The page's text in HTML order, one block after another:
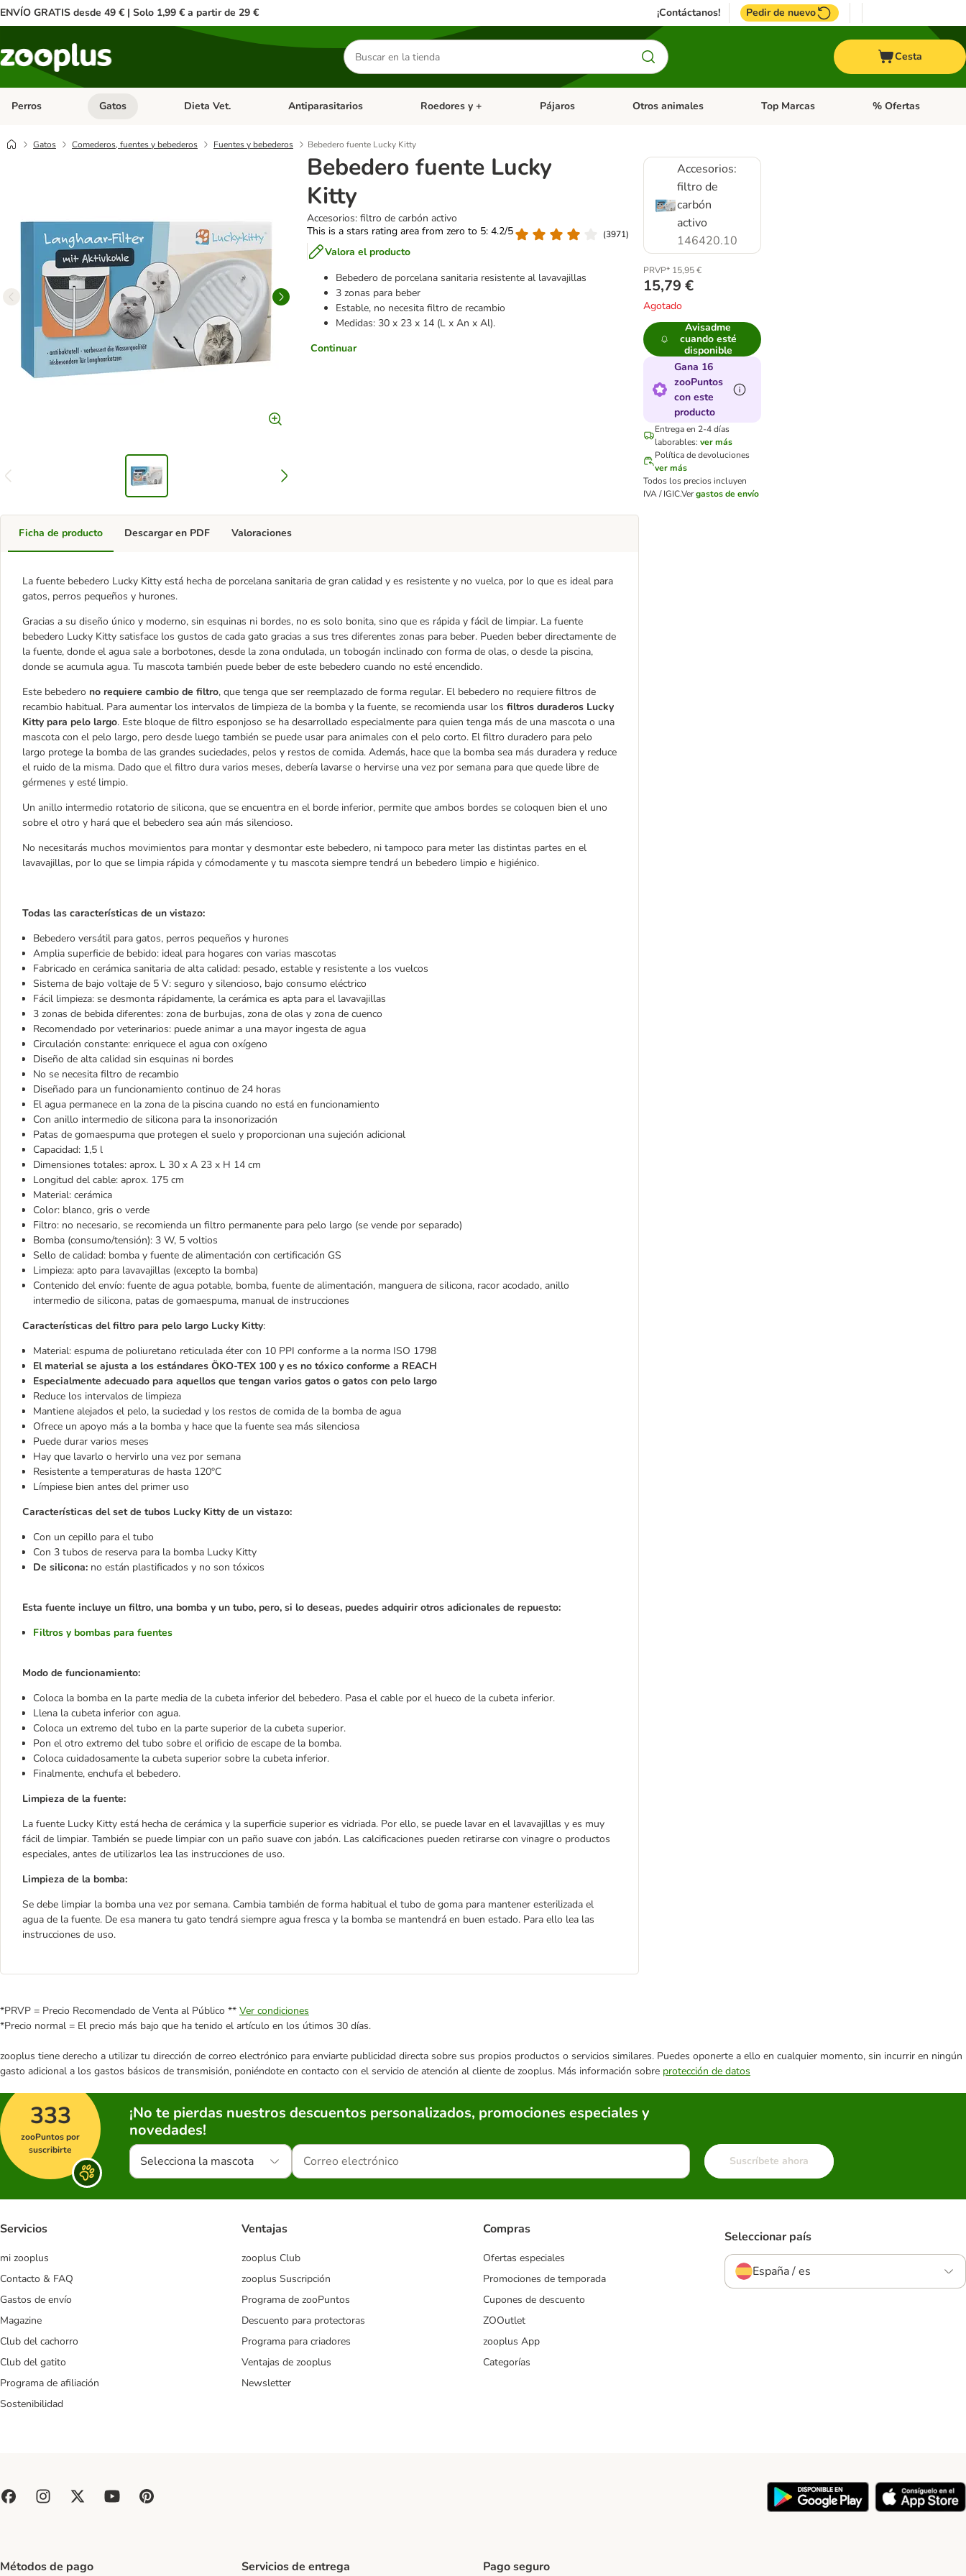
ENVÍO GRATIS desde 49 € | Solo 1,99 € a partir de 29 € ¡Contáctanos! Pedir de nuevo
Buscar
productos
Cesta
Perros Menú de categoria abierto: Perros
Gatos Menú de categoria abierto: Gatos
Dieta Vet. Menú de categoria abierto: Dieta Vet.
Antiparasitarios Menú de categoria abierto: Antiparasitarios
Roedores y + Menú de categoria abierto: Roedores y +
Pájaros Menú de categoria abierto: Pájaros
Otros animales Menú de categoria abierto: Otros animales
Top Marcas Menú de categoria
% Ofertas
Gatos Comederos, fuentes y bebederos Fuentes y bebederos Bebedero fuente Lucky Kitty
Bebedero fuente Lucky
Kitty
Accesorios: filtro de carbón activo
This is a stars rating area from zero to 5: 4.2/5
(3971)
Valora el producto
Bebedero de porcelana sanitaria resistente al lavavajillas
3 zonas para beber
Estable, no necesita filtro de recambio
Medidas: 30 x 23 x 14 (L x An x Al).
Continuar
Accesorios:
filtro de
carbón
activo
146420.10
PRVP* 15,95 €
15,79 €
Agotado
Avisadme
cuando esté
disponible
Gana 16
zooPuntos
con este
producto
Entrega en 2-4 días
laborables: ver más
Política de devoluciones
ver más
Todos los precios incluyen
IVA / IGIC.Vergastos de envío
Ficha de producto
La fuente bebedero Lucky Kitty está hecha de porcelana sanitaria de gran calidad y es resistente y no vuelca, por lo que es ideal para
gatos, perros pequeños y hurones.
Gracias a su diseño único y moderno, sin esquinas ni bordes, no es solo bonita, sino que es rápida y fácil de limpiar. La fuente
bebedero Lucky Kitty satisface los gustos de cada gato gracias a sus tres diferentes zonas para beber. Pueden beber directamente de
la fuente, donde el agua sale a borbotones, desde la zona ondulada, un tobogán inclinado con forma de olas, o desde la piscina,
donde se acumula agua. Tu mascota también puede beber de este bebedero cuando no esté encendido.
Este bebedero no requiere cambio de filtro, que tenga que ser reemplazado de forma regular. El bebedero no requiere filtros de
recambio habitual. Para aumentar los intervalos de limpieza de la bomba y la fuente, se recomienda usar los filtros duraderos Lucky
Kitty para pelo largo. Este bloque de filtro esponjoso se ha desarrollado especialmente para quien tenga más de una mascota o una
mascota con el pelo largo, pero desde luego también se puede usar para animales con el pelo corto. El filtro duradero para pelo
largo protege la bomba de las grandes suciedades, pelos y restos de comida. Además, hace que la bomba sea más duradera y reduce
el ruido de la misma. Dado que el filtro dura varios meses, debería lavarse o hervirse una vez por semana para que quede libre de
gérmenes y esté limpio.
Un anillo intermedio rotatorio de silicona, que se encuentra en el borde inferior, permite que ambos bordes se coloquen bien el uno
sobre el otro y hará que el bebedero sea aún más silencioso.
No necesitarás muchos movimientos para montar y desmontar este bebedero, ni tampoco para meter las distintas partes en el
lavavajillas, por lo que se limpia rápida y cómodamente y tu mascota siempre tendrá un bebedero limpio e higiénico.
Todas las características de un vistazo:
Bebedero versátil para gatos, perros pequeños y hurones
Amplia superficie de bebido: ideal para hogares con varias mascotas
Fabricado en cerámica sanitaria de alta calidad: pesado, estable y resistente a los vuelcos
Sistema de bajo voltaje de 5 V: seguro y silencioso, bajo consumo eléctrico
Fácil limpieza: se desmonta rápidamente, la cerámica es apta para el lavavajillas
3 zonas de bebida diferentes: zona de burbujas, zona de olas y zona de cuenco
Recomendado por veterinarios: puede animar a una mayor ingesta de agua
Circulación constante: enriquece el agua con oxígeno
Diseño de alta calidad sin esquinas ni bordes
No se necesita filtro de recambio
Diseñado para un funcionamiento continuo de 24 horas
El agua permanece en la zona de la piscina cuando no está en funcionamiento
Con anillo intermedio de silicona para la insonorización
Patas de gomaespuma que protegen el suelo y proporcionan una sujeción adicional
Capacidad: 1,5 l
Dimensiones totales: aprox. L 30 x A 23 x H 14 cm
Longitud del cable: aprox. 175 cm
Material: cerámica
Color: blanco, gris o verde
Filtro: no necesario, se recomienda un filtro permanente para pelo largo (se vende por separado)
Bomba (consumo/tensión): 3 W, 5 voltios
Sello de calidad: bomba y fuente de alimentación con certificación GS
Limpieza: apto para lavavajillas (excepto la bomba)
Contenido del envío: fuente de agua potable, bomba, fuente de alimentación, manguera de silicona, racor acodado, anillo
intermedio de silicona, patas de gomaespuma, manual de instrucciones
Características del filtro para pelo largo Lucky Kitty:
Material: espuma de poliuretano reticulada éter con 10 PPI conforme a la norma ISO 1798
El material se ajusta a los estándares ÖKO-TEX 100 y es no tóxico conforme a REACH
Especialmente adecuado para aquellos que tengan varios gatos o gatos con pelo largo
Reduce los intervalos de limpieza
Mantiene alejados el pelo, la suciedad y los restos de comida de la bomba de agua
Ofrece un apoyo más a la bomba y hace que la fuente sea más silenciosa
Puede durar varios meses
Hay que lavarlo o hervirlo una vez por semana
Resistente a temperaturas de hasta 120°C
Límpiese bien antes del primer uso
Características del set de tubos Lucky Kitty de un vistazo:
Con un cepillo para el tubo
Con 3 tubos de reserva para la bomba Lucky Kitty
De silicona: no están plastificados y no son tóxicos
Esta fuente incluye un filtro, una bomba y un tubo, pero, si lo deseas, puedes adquirir otros adicionales de repuesto:
Filtros y bombas para fuentes
Modo de funcionamiento:
Coloca la bomba en la parte media de la cubeta inferior del bebedero. Pasa el cable por el hueco de la cubeta inferior.
Llena la cubeta inferior con agua.
Coloca un extremo del tubo en la parte superior de la cubeta superior.
Pon el otro extremo del tubo sobre el orificio de escape de la bomba.
Coloca cuidadosamente la cubeta superior sobre la cubeta inferior.
Finalmente, enchufa el bebedero.
Limpieza de la fuente:
La fuente Lucky Kitty está hecha de cerámica y la superficie superior es vidriada. Por ello, se puede lavar en el lavavajillas y es muy
fácil de limpiar. También se puede limpiar con un paño suave con jabón. Las calcificaciones pueden retirarse con vinagre o productos
especiales, antes de utilizarlos lea las instrucciones de uso.
Limpieza de la bomba:
Se debe limpiar la bomba una vez por semana. Cambia también de forma habitual el tubo de goma para mantener esterilizada el
agua de la fuente. De esa manera tu gato tendrá siempre agua fresca y la bomba se mantendrá en buen estado. Para ello lea las
instrucciones de uso.
Descargar en PDF Valoraciones
*PRVP = Precio Recomendado de Venta al Público ** Ver condiciones
*Precio normal = El precio más bajo que ha tenido el artículo en los útimos 30 días.
zooplus tiene derecho a utilizar tu dirección de correo electrónico para enviarte publicidad directa sobre sus propios productos o servicios similares. Puedes oponerte a ello en cualquier momento, sin incurrir en ningún
gasto adicional a los gastos básicos de transmisión, poniéndote en contacto con el servicio de atención al cliente de zooplus. Más información sobre protección de datos
333
zooPuntos por
suscribirte
¡No te pierdas nuestros descuentos personalizados, promociones especiales y
novedades!
Selecciona la mascota Suscríbete ahora
Servicios
mi zooplus
Contacto & FAQ
Gastos de envío
Magazine
Club del cachorro
Club del gatito
Programa de afiliación
Sostenibilidad
Ventajas
zooplus Club
zooplus Suscripción
Programa de zooPuntos
Descuento para protectoras
Programa para criadores
Ventajas de zooplus
Newsletter
Compras
Ofertas especiales
Promociones de temporada
Cupones de descuento
ZOOutlet
zooplus App
Categorías
Seleccionar país
España / es
Métodos de pago Servicios de entrega Pago seguro